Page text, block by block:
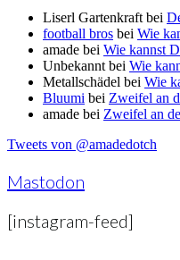
Liserl Gartenkraft bei
football bros bei Wie
amade bei Wie kannst
Unbekannt bei Wie
Metallschädel bei Wie
Bluumi bei Zweifel an
amade bei Zweifel an
Tweets von @amadedotch
Mastodon
[instagram-feed]